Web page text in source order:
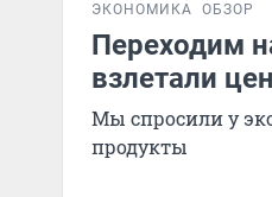
ЭКОНОМИКА ОБЗОР
Переходим
взлетали
Мы спросили у
продукты